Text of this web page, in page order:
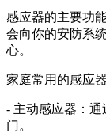
感应器的主要功
会向你的安防系
心。
家庭常用的感应
- 主动感应器：
门。